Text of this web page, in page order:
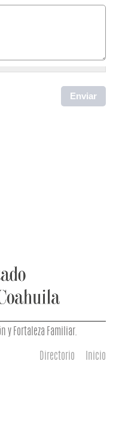
y Fortaleza Familiar.
Directorio Inicio